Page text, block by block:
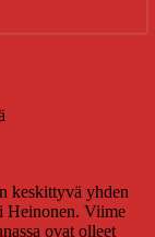
keskittyvä yhden
Heinonen. Viime
ovat olleet